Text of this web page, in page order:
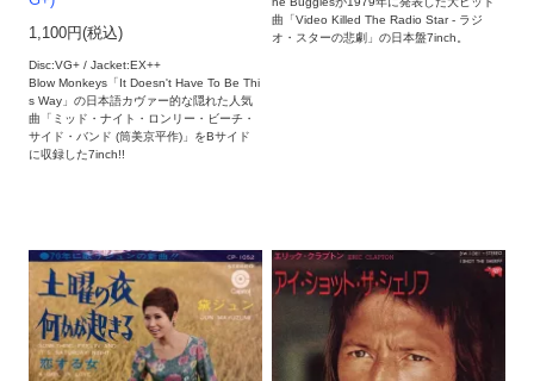
1,100円(税込)
Disc:VG+ / Jacket:EX++
Blow Monkeys「It Doesn't Have To Be Thi
s Way」の日本語カヴァー的な隠れた人気
曲「ミッド・ナイト・ロンリー・ビーチ・
サイド・バンド (筒美京平作)」をBサイド
に収録した7inch!!
曲「Video Killed The Radio Star - ラジ
オ・スターの悲劇」の日本盤7inch。